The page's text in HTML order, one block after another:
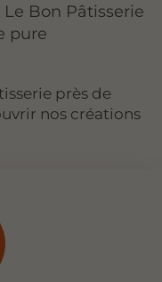
Bon Pâtisserie
pure
près de
nos créations